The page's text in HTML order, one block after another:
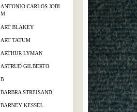
ANTONIO CARLOS JOBI
M
ART BLAKEY
ART TATUM
ARTHUR LYMAN
ASTRUD GILBERTO
B
BARBRA STREISAND
BARNEY KESSEL